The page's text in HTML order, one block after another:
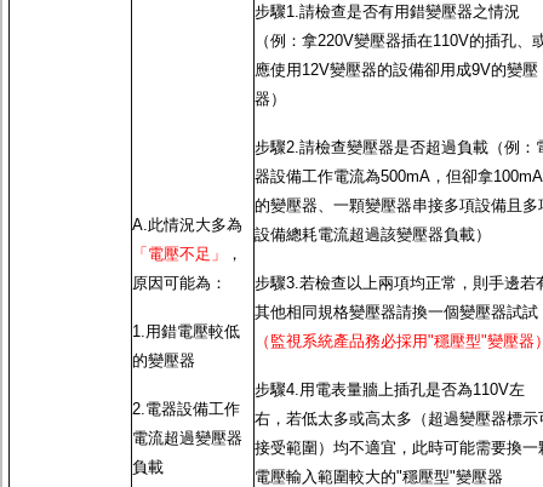
A.此情況大多為
「電壓不足」
，
原因可能為：
1.用錯電壓較低
的變壓器
2.電器設備工作
電流超過變壓器
負載
步驟1.請檢查是否有用錯變壓器之情況
（例：拿220V變壓器插在110V的插孔、
應使用12V變壓器的設備卻用成9V的變壓
器）
步驟2.請檢查變壓器是否超過負載（例：
器設備工作電流為500mA，但卻拿100mA
的變壓器、一顆變壓器串接多項設備且多
設備總耗電流超過該變壓器負載）
步驟3.若檢查以上兩項均正常，則手邊若
其他相同規格變壓器請換一個變壓器試試
（監視系統產品務必採用"穩壓型"變壓器
步驟4.用電表量牆上插孔是否為110V左
右，若低太多或高太多（超過變壓器標示
接受範圍）均不適宜，此時可能需要換一
電壓輸入範圍較大的"穩壓型"變壓器